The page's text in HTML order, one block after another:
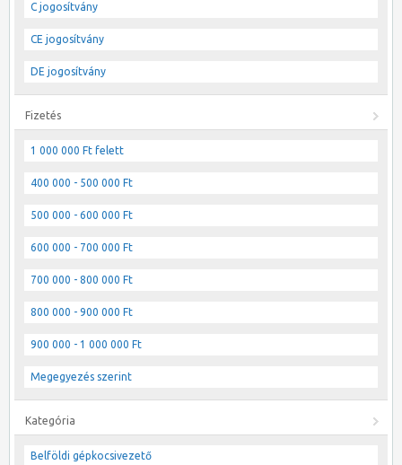
C jogosítvány
CE jogosítvány
DE jogosítvány
Fizetés
1 000 000 Ft felett
400 000 - 500 000 Ft
500 000 - 600 000 Ft
600 000 - 700 000 Ft
700 000 - 800 000 Ft
800 000 - 900 000 Ft
900 000 - 1 000 000 Ft
Megegyezés szerint
Kategória
Belföldi gépkocsivezető